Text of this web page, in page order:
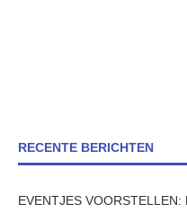
RECENTE BERICHTEN
EVENTJES VOORSTELLEN: